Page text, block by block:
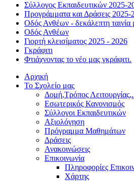
Σύλλογος Εκπαιδευτικών 2025-
Προγράμματα και Δράσεις 2025-
Οδός Ανθέων - δεκάλεπτη ταινία
Οδός Ανθέων
Γιορτή κλεισίματος 2025 - 2026
Γκράφιτι
Φτιάχνοντας το νέο μας γκράφιτι.
Αρχική
Το Σχολείο μας
Δομή,Τρόπος
Εσωτερικός Κανονισμός
Σύλλογοι Εκπαιδευτικών
Αξιολόγηση
Πρόγραμμα Μαθημάτων
Δράσεις
Ανακοινώσεις
Επικοινωνία
Πληροφορίες
Χάρτης